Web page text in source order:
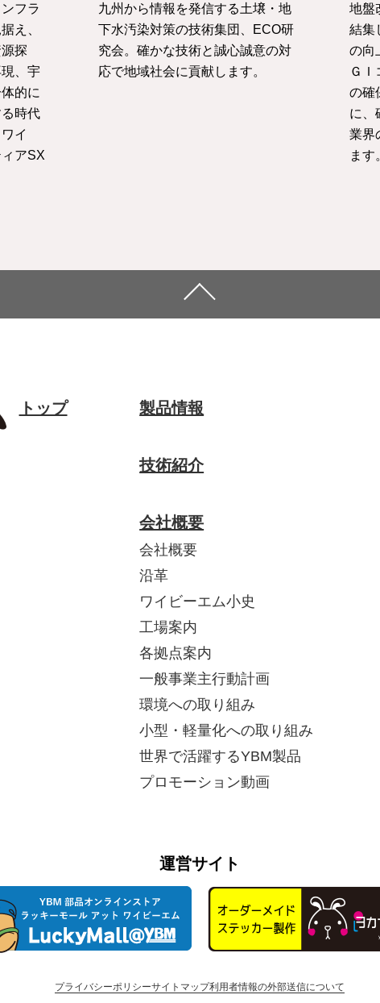
フラ
え、
探
、宇
的に
時代
イ
アSX
九州から情報を発信する土壌・地
下水汚染対策の技術集団、ECO研
究会。確かな技術と誠心誠意の対
応で地域社会に貢献します。
地盤
結集
の向
ＧＩ
の確
に、
業界
ます
トップ 製品情報
技術紹介
会社概要
会社概要
沿革
ワイビーエム小史
工場案内
各拠点案内
一般事業主行動計画
環境への取り組み
小型・軽量化への取り組み
世界で活躍するYBM製品
プロモーション動画
運営サイト
プライバシーポリシーサイトマップ利用者情報の外部送信について